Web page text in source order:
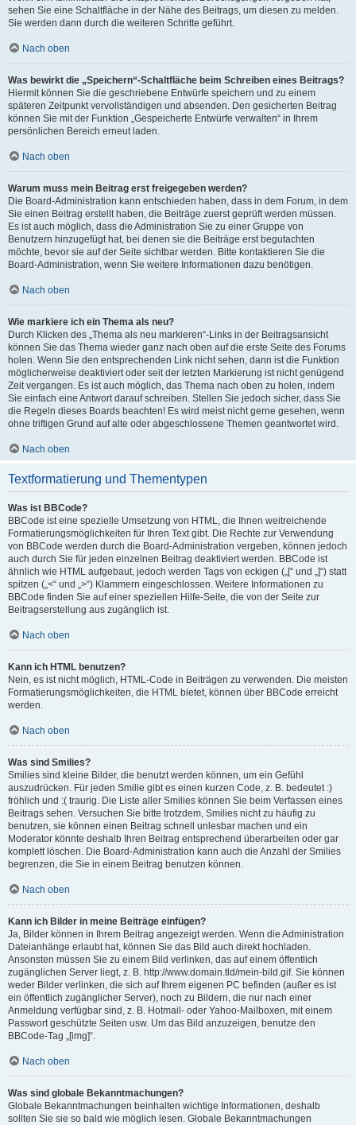
sehen Sie eine Schaltfläche in der Nähe des Beitrags, um diesen zu melden.
Sie werden dann durch die weiteren Schritte geführt.
Nach oben
Was bewirkt die „Speichern“-Schaltfläche beim Schreiben eines Beitrags?
Hiermit können Sie die geschriebene Entwürfe speichern und zu einem
späteren Zeitpunkt vervollständigen und absenden. Den gesicherten Beitrag
können Sie mit der Funktion „Gespeicherte Entwürfe verwalten“ in Ihrem
persönlichen Bereich erneut laden.
Nach oben
Warum muss mein Beitrag erst freigegeben werden?
Die Board-Administration kann entschieden haben, dass in dem Forum, in dem
Sie einen Beitrag erstellt haben, die Beiträge zuerst geprüft werden müssen.
Es ist auch möglich, dass die Administration Sie zu einer Gruppe von
Benutzern hinzugefügt hat, bei denen sie die Beiträge erst begutachten
möchte, bevor sie auf der Seite sichtbar werden. Bitte kontaktieren Sie die
Board-Administration, wenn Sie weitere Informationen dazu benötigen.
Nach oben
Wie markiere ich ein Thema als neu?
Durch Klicken des „Thema als neu markieren“-Links in der Beitragsansicht
können Sie das Thema wieder ganz nach oben auf die erste Seite des Forums
holen. Wenn Sie den entsprechenden Link nicht sehen, dann ist die Funktion
möglicherweise deaktiviert oder seit der letzten Markierung ist nicht genügend
Zeit vergangen. Es ist auch möglich, das Thema nach oben zu holen, indem
Sie einfach eine Antwort darauf schreiben. Stellen Sie jedoch sicher, dass Sie
die Regeln dieses Boards beachten! Es wird meist nicht gerne gesehen, wenn
ohne triftigen Grund auf alte oder abgeschlossene Themen geantwortet wird.
Nach oben
Textformatierung und Thementypen
Was ist BBCode?
BBCode ist eine spezielle Umsetzung von HTML, die Ihnen weitreichende
Formatierungsmöglichkeiten für Ihren Text gibt. Die Rechte zur Verwendung
von BBCode werden durch die Board-Administration vergeben, können jedoch
auch durch Sie für jeden einzelnen Beitrag deaktiviert werden. BBCode ist
ähnlich wie HTML aufgebaut, jedoch werden Tags von eckigen („[“ und „]“) statt
spitzen („<“ und „>“) Klammern eingeschlossen. Weitere Informationen zu
BBCode finden Sie auf einer speziellen Hilfe-Seite, die von der Seite zur
Beitragserstellung aus zugänglich ist.
Nach oben
Kann ich HTML benutzen?
Nein, es ist nicht möglich, HTML-Code in Beiträgen zu verwenden. Die meisten
Formatierungsmöglichkeiten, die HTML bietet, können über BBCode erreicht
werden.
Nach oben
Was sind Smilies?
Smilies sind kleine Bilder, die benutzt werden können, um ein Gefühl
auszudrücken. Für jeden Smilie gibt es einen kurzen Code, z. B. bedeutet :)
fröhlich und :( traurig. Die Liste aller Smilies können Sie beim Verfassen eines
Beitrags sehen. Versuchen Sie bitte trotzdem, Smilies nicht zu häufig zu
benutzen, sie können einen Beitrag schnell unlesbar machen und ein
Moderator könnte deshalb Ihren Beitrag entsprechend überarbeiten oder gar
komplett löschen. Die Board-Administration kann auch die Anzahl der Smilies
begrenzen, die Sie in einem Beitrag benutzen können.
Nach oben
Kann ich Bilder in meine Beiträge einfügen?
Ja, Bilder können in Ihrem Beitrag angezeigt werden. Wenn die Administration
Dateianhänge erlaubt hat, können Sie das Bild auch direkt hochladen.
Ansonsten müssen Sie zu einem Bild verlinken, das auf einem öffentlich
zugänglichen Server liegt, z. B. http://www.domain.tld/mein-bild.gif. Sie können
weder Bilder verlinken, die sich auf Ihrem eigenen PC befinden (außer es ist
ein öffentlich zugänglicher Server), noch zu Bildern, die nur nach einer
Anmeldung verfügbar sind, z. B. Hotmail- oder Yahoo-Mailboxen, mit einem
Passwort geschützte Seiten usw. Um das Bild anzuzeigen, benutze den
BBCode-Tag „[img]“.
Nach oben
Was sind globale Bekanntmachungen?
Globale Bekanntmachungen beinhalten wichtige Informationen, deshalb
sollten Sie sie so bald wie möglich lesen. Globale Bekanntmachungen